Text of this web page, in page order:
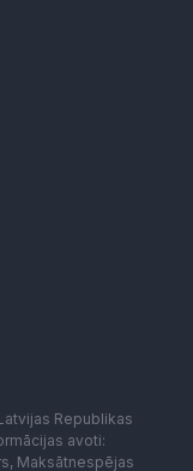
Republikas
avoti:
Maksātnespējas